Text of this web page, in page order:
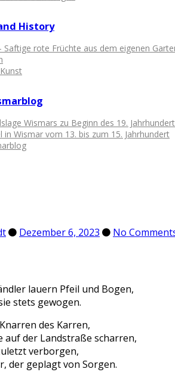
History
Saftige rote Früchte aus dem eigenen
Wismars zu Beginn des 19.
in Wismar vom 13. bis zum 15. Jahrhundert
Dezember 6, 2023 No
lauern Pfeil und Bogen,
stets gewogen.
des Karren,
auf der Landstraße scharren,
verborgen,
der geplagt von Sorgen.